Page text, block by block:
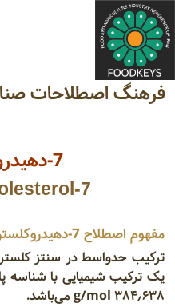
فرهنگ اصطلاحات
7-دهیدروکلسترول
7-Dehydrocholesterol
مفهوم اصطلاح 7-دهیدروکلسترول
۳۸۴٫۶۳۸ g/mol می‌باشد.